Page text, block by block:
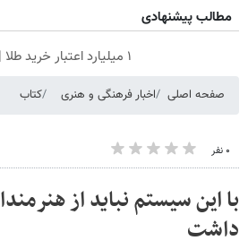
مطالب پیشنهادی
۱ میلیارد اعتبار خرید طلا | بدون ضامن و چک
صفحه اصلی اخبار فرهنگی و هنری کتاب
۰ نفر
با این سیستم نباید از
داشت